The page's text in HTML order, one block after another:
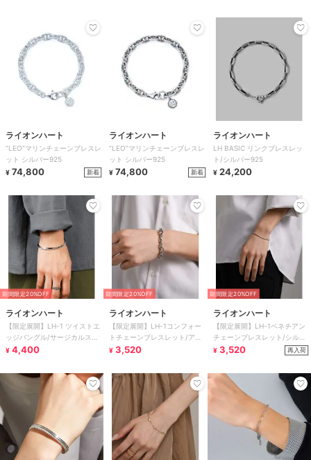
ライオンハート
“LEO”マリンチェーンブレスレ
ット シルバー925
¥ 74,800 新着
ライオンハート
“LEO”マリンチェーンブレスレ
ット シルバー925
¥ 74,800 新着
ライオンハート
LH BASIC リンクブレスレッ
ト/シルバー925
¥ 24,200
期間限定20%OFF
ライオンハート
【限定展開】LH-1 ツイストエ
ッジバングル/サージカルステ
ンレス 金属アレルギー対応
¥ 4,400
期間限定20%OFF
ライオンハート
【限定展開】LH-1コンフォー
トチェーンブレスレット/アズ
キ/Mサイズ/ステンレス金属ア
¥ 3,520
期間限定20%OFF
ライオンハート
【限定展開】LH-1ベネチアン
チェーンブレスレット/シルバ
ー/Mサイズ/ステンレス金属ア
¥ 3,520 再入荷